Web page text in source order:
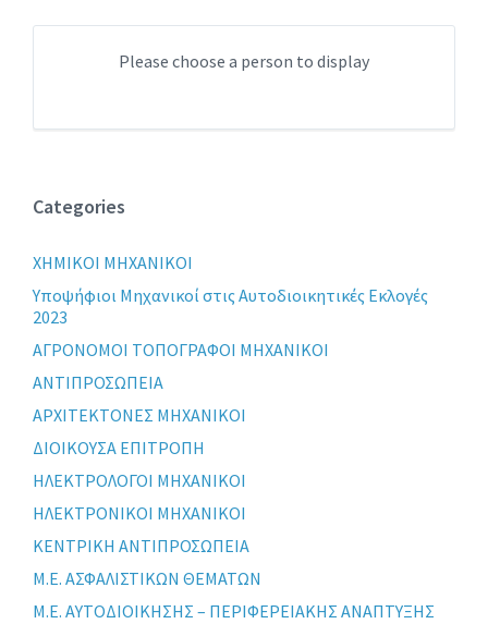
Please choose a person to display
Categories
XHMIKOI MHXANIKOI
Yποψήφιοι Μηχανικοί στις Αυτοδιοικητικές Εκλογές
2023
ΑΓΡΟΝΟΜΟΙ ΤΟΠΟΓΡΑΦΟΙ ΜΗΧΑΝΙΚΟΙ
ΑΝΤΙΠΡΟΣΩΠΕΙΑ
ΑΡΧΙΤΕΚΤΟΝΕΣ ΜΗΧΑΝΙΚΟΙ
ΔΙΟΙΚΟΥΣΑ ΕΠΙΤΡΟΠΗ
ΗΛΕΚΤΡΟΛΟΓΟΙ ΜΗΧΑΝΙΚΟΙ
ΗΛΕΚΤΡΟΝΙΚΟΙ ΜΗΧΑΝΙΚΟΙ
ΚΕΝΤΡΙΚΗ ΑΝΤΙΠΡΟΣΩΠΕΙΑ
Μ.Ε. ΑΣΦΑΛΙΣΤΙΚΩΝ ΘΕΜΑΤΩΝ
Μ.Ε. ΑΥΤΟΔΙΟΙΚΗΣΗΣ – ΠΕΡΙΦΕΡΕΙΑΚΗΣ ΑΝΑΠΤΥΞΗΣ